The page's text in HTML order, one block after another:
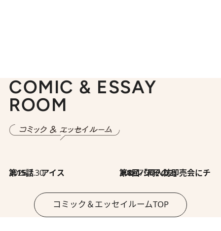
COMIC & ESSAY
ROOM
2026.7.30
第15話 アイス 2026.7.30
第8回「同人誌即売会にチャレンジ その2」
コミック＆エッセイルームTOP